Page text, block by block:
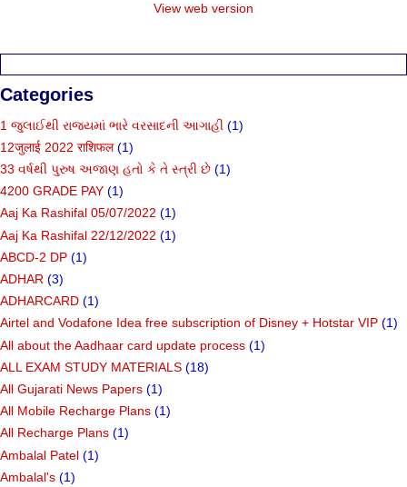
View web version
Categories
1 જુલાઈથી રાજ્યમાં ભારે વરસાદની આગાહી (1)
12जुलाई 2022 राशिफल (1)
33 વર્ષથી પુરુષ અજાણ હતો કે તે સ્ત્રી છે (1)
4200 GRADE PAY (1)
Aaj Ka Rashifal 05/07/2022 (1)
Aaj Ka Rashifal 22/12/2022 (1)
ABCD-2 DP (1)
ADHAR (3)
ADHARCARD (1)
Airtel and Vodafone Idea free subscription of Disney + Hotstar VIP (1)
All about the Aadhaar card update process (1)
ALL EXAM STUDY MATERIALS (18)
All Gujarati News Papers (1)
All Mobile Recharge Plans (1)
All Recharge Plans (1)
Ambalal Patel (1)
Ambalal's (1)